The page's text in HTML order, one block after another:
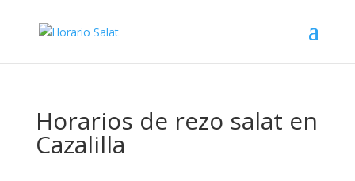
Horarios de rezo salat en
Cazalilla